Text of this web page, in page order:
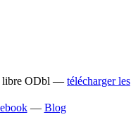
libre ODbl — télécharger les
— Blog